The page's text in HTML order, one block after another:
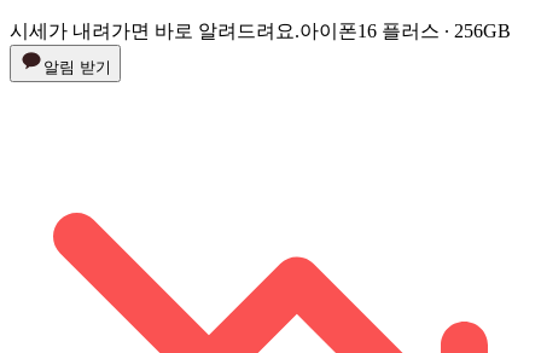
시세가 내려가면 바로 알려드려요.아이폰16 플러스 ∙ 256GB
알림 받기